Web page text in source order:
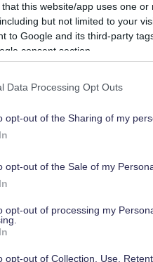
that this website/app uses one
but not limited to your
to Google and its third-party
consent section.
Data Processing Opt Outs
opt-out of the Sharing of my
opt-out of the Sale of my
opt-out of processing my
opt-out of Collection, Use,
Vakuutukset
Yrittäjän ja yrityksen